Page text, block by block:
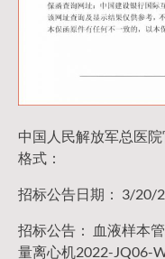
中国人民解放军总医
格式：
招标公告日期： 3/20/
招标公告： 血液样本
量离心机2022-JQ06-